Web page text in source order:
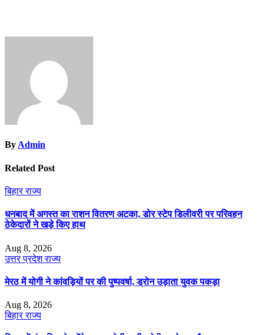
ByAdmin
Related Post
बिहारराज्य
धनबाद में अगस्त का राशन वितरण अटका, डोर स्टेप डिलीवरी पर परिवहन
ठेकेदारों ने खड़े किए हाथ
Aug 8, 2026
उत्तर प्रदेशराज्य
मेरठ में योगी ने कांवड़ियों पर की पुष्पवर्षा, ड्रोन उड़ाता युवक पकड़ा
Aug 8, 2026
बिहारराज्य